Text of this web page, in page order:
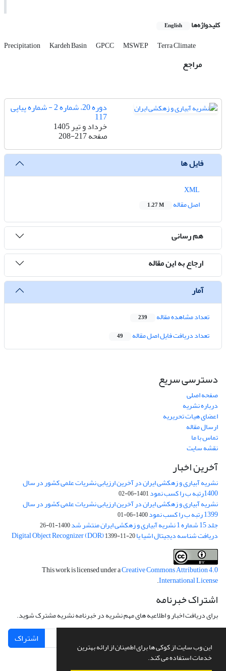
این وب سایت از کوکی ها برای اطمینان از ارائه بهترین
خدمات استفاده می کند.
کلیدواژه‌ها English
Precipitation Kardeh Basin GPCC MSWEP Terra Climate
مراجع
دوره 20، شماره 2 - شماره پیاپی
117
خرداد و تیر 1405
صفحه208-217
فایل ها
اصل مقاله
1.27 M
هم رسانی
ارجاع به این مقاله
آمار
تعداد مشاهده مقاله 239
تعداد دریافت فایل اصل مقاله 49
دسترسی سریع
صفحه اصلی
درباره نشریه
اعضای هیات تحریریه
ارسال مقاله
تماس با ما
نقشه سایت
آخرین اخبار
نشریه آبیاری و زهکشی ایران در آخرین ارزیابی نشریات علمی کشور در سال
1400رتبه ب را کسب نمود 1401-06-02
نشریه آبیاری و زهکشی ایران در آخرین ارزیابی نشریات علمی کشور در سال
1399 رتبه ب را کسب نمود 1400-06-01
جلد 15 شماره 1 نشریه آبیاری و زهکشی ایران منتشر شد 1400-01-26
دریافت شناسه دیجیتال اشیا یا Digital Object Recognizer (DOR)1399-11-20
This work is licensed under aCreative Commons Attribution 4.0
International License
.
اشتراک خبرنامه
برای دریافت اخبار و اطلاعیه های مهم نشریه در خبرنامه نشریه مشترک شوید.
اشتراک